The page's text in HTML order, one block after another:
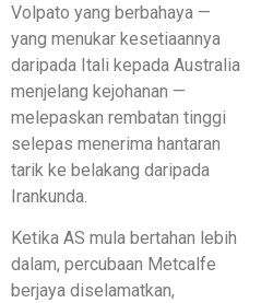
Volpato yang berbahaya —
yang menukar kesetiaannya
daripada Itali kepada Australia
menjelang kejohanan —
melepaskan rembatan tinggi
selepas menerima hantaran
tarik ke belakang daripada
Irankunda.
Ketika AS mula bertahan lebih
dalam, percubaan Metcalfe
berjaya diselamatkan,